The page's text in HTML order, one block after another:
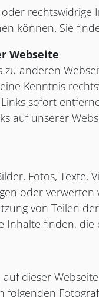
können. Sie
Webseite
zu anderen
Kenntnis
sofort
auf unserer
Fotos,
oder
von Teilen
Inhalte finden,
dieser
folgenden